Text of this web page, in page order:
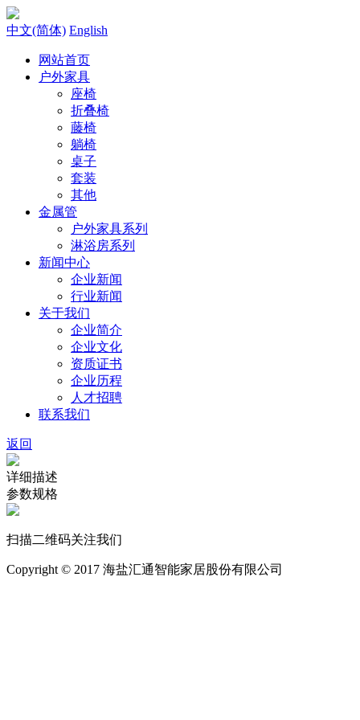
中文(简体) English
网站首页
户外家具
座椅
折叠椅
藤椅
躺椅
桌子
套装
其他
金属管
户外家具系列
淋浴房系列
新闻中心
企业新闻
行业新闻
关于我们
企业简介
企业文化
资质证书
企业历程
人才招聘
联系我们
返回
详细描述
参数规格
扫描二维码关注我们
Copyright © 2017 海盐汇通智能家居股份有限公司